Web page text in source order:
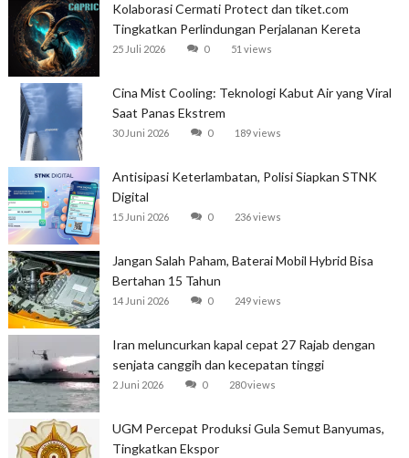
Kolaborasi Cermati Protect dan tiket.com
Tingkatkan Perlindungan Perjalanan Kereta
25 Juli 2026 0 51 views
Cina Mist Cooling: Teknologi Kabut Air yang Viral
Saat Panas Ekstrem
30 Juni 2026 0 189 views
Antisipasi Keterlambatan, Polisi Siapkan STNK
Digital
15 Juni 2026 0 236 views
Jangan Salah Paham, Baterai Mobil Hybrid Bisa
Bertahan 15 Tahun
14 Juni 2026 0 249 views
Iran meluncurkan kapal cepat 27 Rajab dengan
senjata canggih dan kecepatan tinggi
2 Juni 2026 0 280 views
UGM Percepat Produksi Gula Semut Banyumas,
Tingkatkan Ekspor